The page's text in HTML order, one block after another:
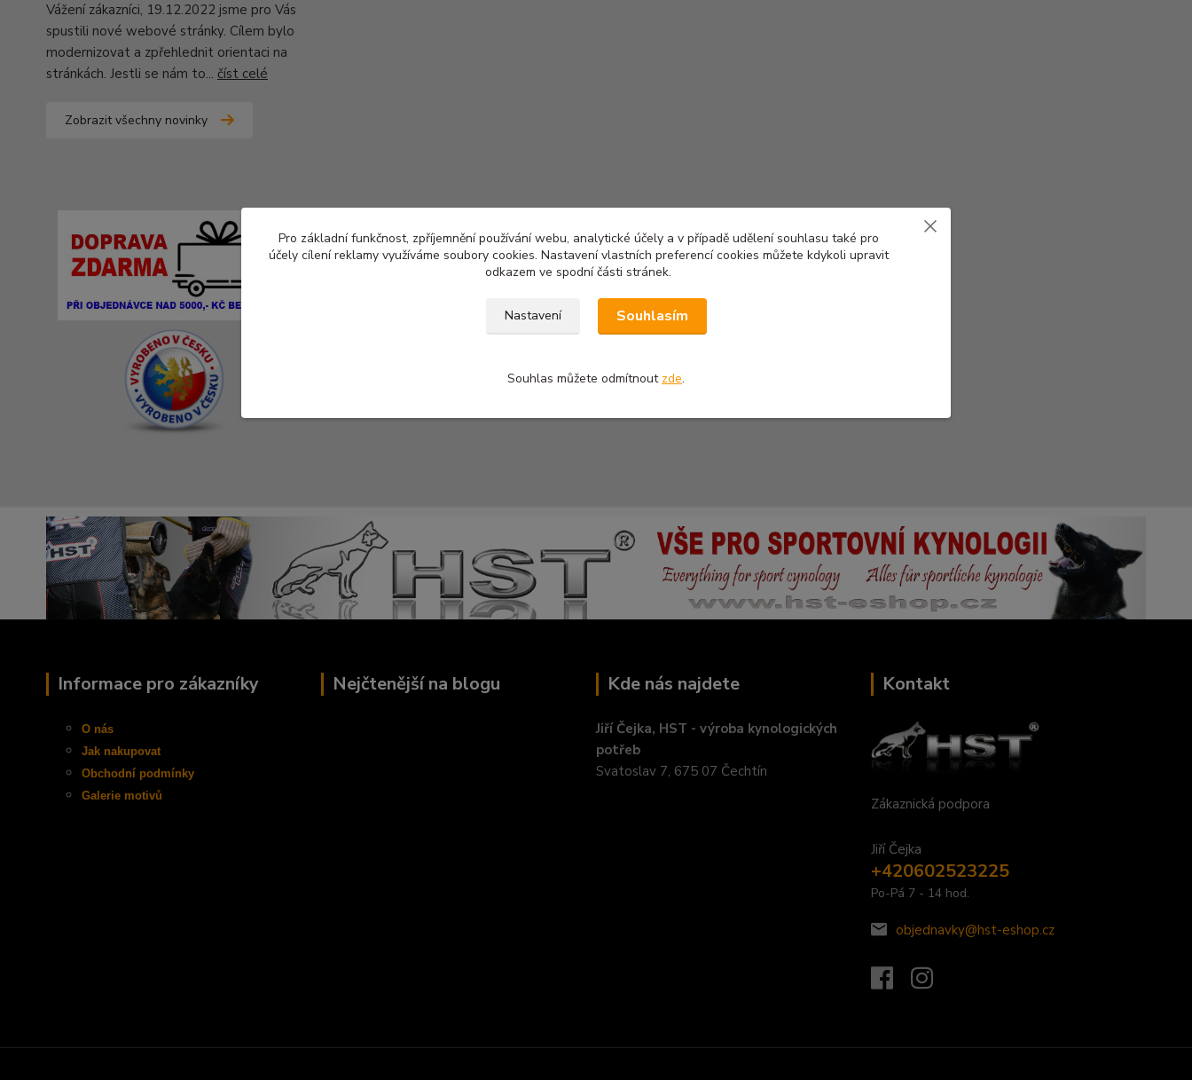
Vážení zákazníci, 19.12.2022 jsme pro Vás
spustili nové webové stránky. Cílem bylo
modernizovat a zpřehlednit orientaci na
stránkách. Jestli se nám to... číst celé
Zobrazit všechny novinky
Informace pro zákazníky
O nás
Jak nakupovat
Obchodní podmínky
Galerie motivů
Nejčtenější na blogu Kde nás najdete
Jiří Čejka, HST - výroba kynologických
potřeb
Svatoslav 7, 675 07 Čechtín
Kontakt
Zákaznická podpora
Jiří Čejka
+420602523225
Po-Pá 7 - 14 hod.
objednavky@hst-eshop.cz
Pro základní funkčnost, zpříjemnění používání webu, analytické účely a v případě udělení souhlasu také pro
účely cílení reklamy využíváme soubory cookies. Nastavení vlastních preferencí cookies můžete kdykoli upravit
odkazem ve spodní části stránek.
Nastavení Souhlasím
Souhlas můžete odmítnout zde.